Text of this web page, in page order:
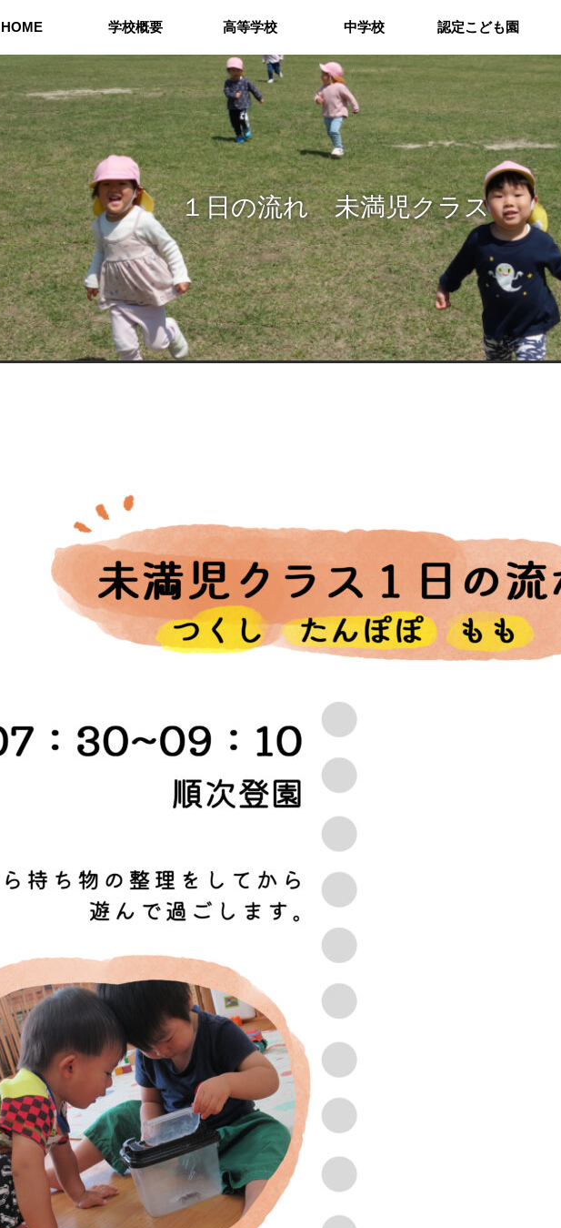
HOME 学校概要 高等学校 中学校 認定こども園
１日の流れ 未満児クラス